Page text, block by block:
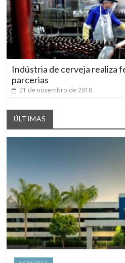
Indústria de cerveja realiza
parcerias
21 de novembro de 2018
ÚLTIMAS